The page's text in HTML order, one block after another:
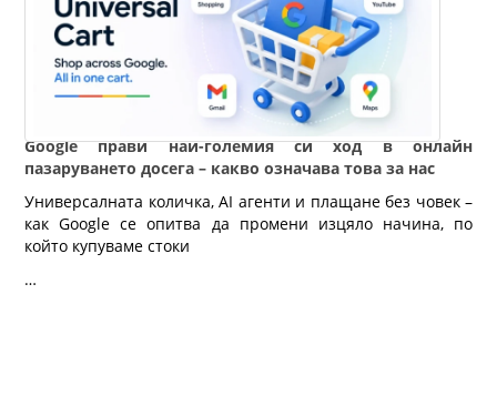
Google прави най-големия си ход в онлайн
пазаруването досега – какво означава това за нас
Универсалната количка, AI агенти и плащане без човек –
как Google се опитва да промени изцяло начина, по
който купуваме стоки
…